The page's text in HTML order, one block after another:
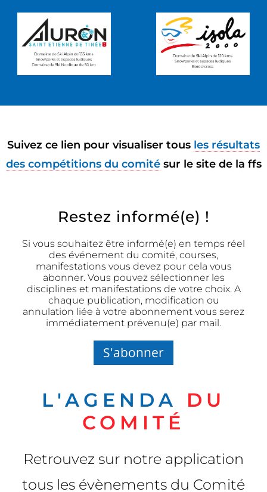
Suivez ce lien pour visualiser tous les résultats
des compétitions du comitésur le site de la ffs
Restez informé(e) !
Si vous souhaitez être informé(e) en temps réel
des événement du comité, courses,
manifestations vous devez pour cela vous
abonner. Vous pouvez sélectionner les
disciplines et manifestations de votre choix. A
chaque publication, modification ou
annulation liée à votre abonnement vous serez
immédiatement prévenu(e) par mail.
S'abonner
L'AGENDA
DU
COMITÉ
Retrouvez sur notre application
tous les évènements du Comité